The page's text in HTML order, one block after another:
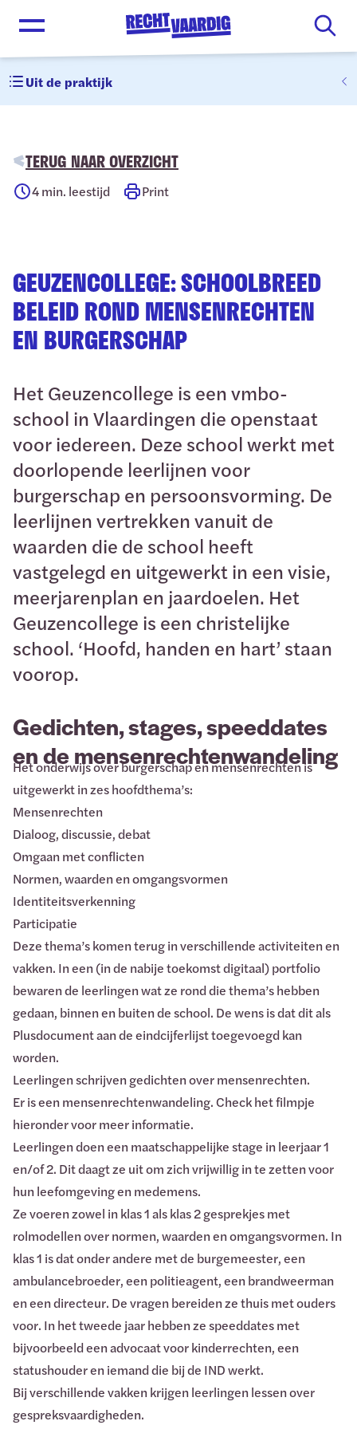
Open menu
TERUG NAAR OVERZICHT
4min. leestijd Print
GEUZENCOLLEGE: SCHOOLBREED
BELEID ROND MENSENRECHTEN
EN BURGERSCHAP
Het Geuzencollege is een vmbo-
school in Vlaardingen die openstaat
voor iedereen. Deze school werkt met
doorlopende leerlijnen voor
burgerschap en persoonsvorming. De
leerlijnen vertrekken vanuit de
waarden die de school heeft
vastgelegd en uitgewerkt in een visie,
meerjarenplan en jaardoelen. Het
Geuzencollege is een christelijke
school. ‘Hoofd, handen en hart’ staan
voorop.
Gedichten, stages, speeddates
en de mensenrechtenwandeling
Het onderwijs over burgerschap en mensenrechten is
uitgewerkt in zes hoofdthema’s:
Mensenrechten
Dialoog, discussie, debat
Omgaan met conflicten
Normen, waarden en omgangsvormen
Identiteitsverkenning
Participatie
Deze thema’s komen terug in verschillende activiteiten en
vakken. In een (in de nabije toekomst digitaal) portfolio
bewaren de leerlingen wat ze rond die thema’s hebben
gedaan, binnen en buiten de school. De wens is dat dit als
Plusdocument aan de eindcijferlijst toegevoegd kan
worden.
Leerlingen schrijven gedichten over mensenrechten.
Er is een mensenrechtenwandeling. Check het filmpje
hieronder voor meer informatie.
Leerlingen doen een maatschappelijke stage in leerjaar 1
en/of 2. Dit daagt ze uit om zich vrijwillig in te zetten voor
hun leefomgeving en medemens.
Ze voeren zowel in klas 1 als klas 2 gesprekjes met
rolmodellen over normen, waarden en omgangsvormen. In
klas 1 is dat onder andere met de burgemeester, een
ambulancebroeder, een politieagent, een brandweerman
en een directeur. De vragen bereiden ze thuis met ouders
voor. In het tweede jaar hebben ze speeddates met
bijvoorbeeld een advocaat voor kinderrechten, een
statushouder en iemand die bij de IND werkt.
Bij verschillende vakken krijgen leerlingen lessen over
gespreksvaardigheden.
Uit de praktijk